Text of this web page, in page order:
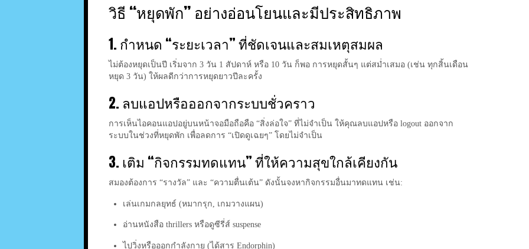
วิธี “หยุดพัก” อย่างอ่อนโยนและมีประสิทธิภาพ
1. กำหนด “ระยะเวลา” ที่ชัดเจนและสมเหตุสมผล
ไม่ต้องหยุดเป็นปี เริ่มจาก 3 วัน 1 สัปดาห์ หรือ 10 วัน ก็พอ การหยุดสั้นๆ แต่สม่ำเสมอ (เช่น ทุกสิ้นเดือน
หยุด 3 วัน) ให้ผลดีกว่าการหยุดยาวปีละครั้ง
2. ลบแอปหรือออกจากระบบชั่วคราว
การเห็นไอคอนแอปอยู่บนหน้าจอมือถือคือ “สิ่งล่อใจ” ที่ไม่จำเป็น ให้คุณลบแอปหรือ logout ออกจาก
ระบบในช่วงที่หยุดพัก เพื่อลดการ “เปิดดูเฉยๆ” โดยไม่จำเป็น
3. เติม “กิจกรรมทดแทน” ที่ให้ความสุขใกล้เคียงกัน
สมองต้องการ “รางวัล” และ “ความตื่นเต้น” ดังนั้นจงหากิจกรรมอื่นมาทดแทน เช่น:
เล่นเกมกลยุทธ์ (หมากรุก, เกมวางแผน)
อ่านหนังสือ thrillers หรือดูซีรี่ส์ suspense
ไปวิ่งหรือออกกำลังกาย (ได้สาร Endorphin)